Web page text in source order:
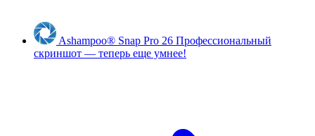
Ashampoo® Snap Pro 26 Профессиональный
скриншот — теперь еще умнее!